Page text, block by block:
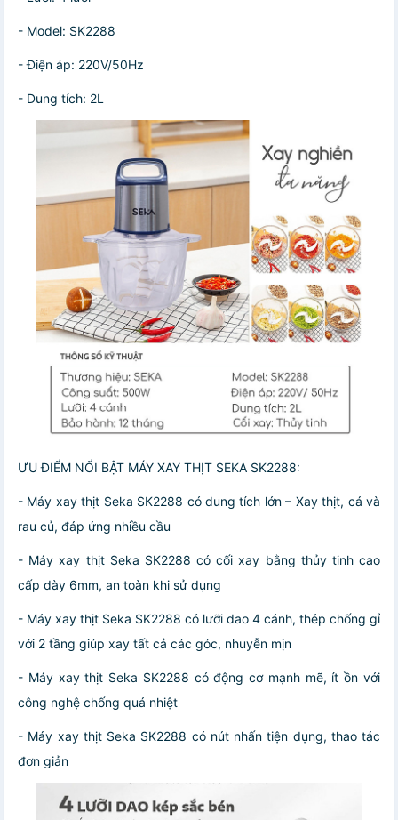
- Model: SK2288
- Điện áp: 220V/50Hz
- Dung tích: 2L
ƯU ĐIỂM NỔI BẬT MÁY XAY THỊT SEKA SK2288:
- Máy xay thịt Seka SK2288 có dung tích lớn – Xay thịt, cá và
rau củ, đáp ứng nhiều cầu
- Máy xay thịt Seka SK2288 có cối xay bằng thủy tinh cao
cấp dày 6mm, an toàn khi sử dụng
- Máy xay thịt Seka SK2288 có lưỡi dao 4 cánh, thép chống gỉ
với 2 tầng giúp xay tất cả các góc, nhuyễn mịn
- Máy xay thịt Seka SK2288 có động cơ mạnh mẽ, ít ồn với
công nghệ chống quá nhiệt
- Máy xay thịt Seka SK2288 có nút nhấn tiện dụng, thao tác
đơn giản